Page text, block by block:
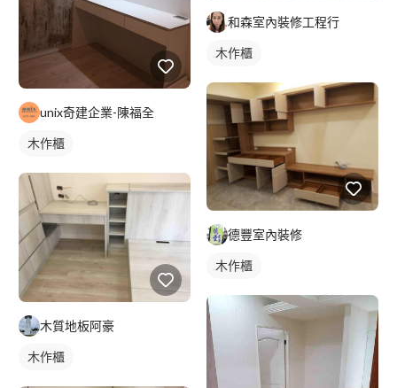
unix奇建企業-陳福全
木作櫃
木質地板阿豪
木作櫃
和森室內裝修工程行
木作櫃
德豐室內裝修
木作櫃